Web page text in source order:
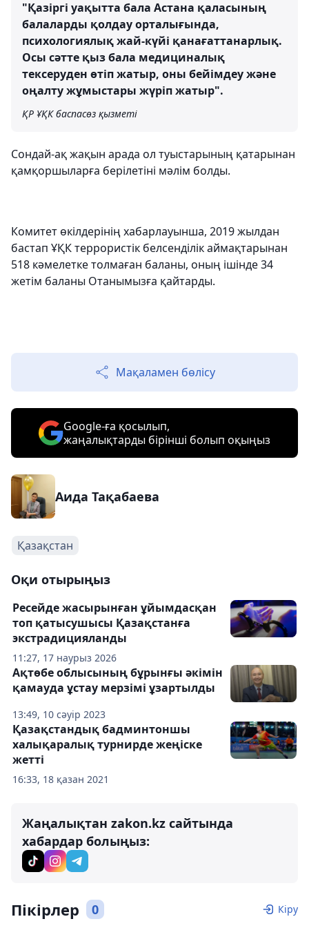
"Қазіргі уақытта бала Астана қаласының
балаларды қолдау орталығында,
психологиялық жай-күйі қанағаттанарлық.
Осы сәтте қыз бала медициналық
тексеруден өтіп жатыр, оны бейімдеу және
оңалту жұмыстары жүріп жатыр".
ҚР ҰҚК баспасөз қызметі
Сондай-ақ жақын арада ол туыстарының қатарынан
қамқоршыларға берілетіні мәлім болды.
Комитет өкілдерінің хабарлауынша, 2019 жылдан
бастап ҰҚК террористік белсенділік аймақтарынан
518 кәмелетке толмаған баланы, оның ішінде 34
жетім баланы Отанымызға қайтарды.
Мақаламен бөлісу
Google-ға қосылып,
жаңалықтарды бірінші болып оқыңыз
Аида Тақабаева
Қазақстан
Оқи отырыңыз
11:27, 17 наурыз 2026
Ресейде жасырынған ұйымдасқан
топ қатысушысы Қазақстанға
экстрадицияланды
13:49, 10 сәуір 2023
Ақтөбе облысының бұрынғы әкімін
қамауда ұстау мерзімі ұзартылды
16:33, 18 қазан 2021
Қазақстандық бадминтоншы
халықаралық турнирде жеңіске
жетті
Жаңалықтан zakon.kz сайтында
хабардар болыңыз:
Пікірлер 0 Кіру